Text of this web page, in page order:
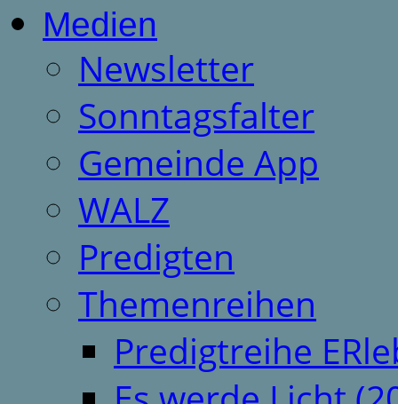
Medien
Newsletter
Sonntagsfalter
Gemeinde App
WALZ
Predigten
Themenreihen
Predigtreihe